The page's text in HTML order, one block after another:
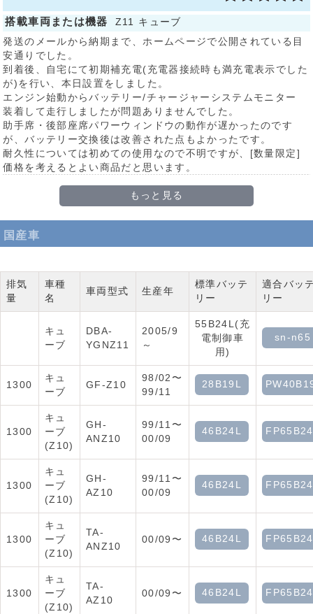
搭載車両または機器
Z11 キューブ
発送のメールから納期まで、ホームページで公開されている目
安通りでした。
到着後、自宅にて初期補充電(充電器接続時も満充電表示でした
が)を行い、本日設置をしました。
エンジン始動からバッテリー/チャージャーシステムモニター
装着して走行しましたが問題ありませんでした。
助手席・後部座席パワーウィンドウの動作が遅かったのです
が、バッテリー交換後は改善された点もよかったです。
耐久性については初めての使用なので不明ですが、[数量限定]
価格を考えるとよい商品だと思います。
もっと見る
国産車
排気
量
車種
名
車両型式 生産年
標準バッテ
リー
適合バッ
リー
キュ
ーブ
DBA-
YGNZ11
2005/9
～
55B24L(充
電制御車
用)
sn-n65
1300
キュ
ーブ
GF-Z10
98/02〜
99/11
28B19L
1300
キュ
ーブ
(Z10)
GH-
ANZ10
99/11〜
00/09
46B24L
1300
キュ
ーブ
(Z10)
GH-
AZ10
99/11〜
00/09
46B24L
1300
キュ
ーブ
(Z10)
TA-
ANZ10
00/09〜 46B24L
1300
キュ
ーブ
(Z10)
TA-
AZ10
00/09〜 46B24L